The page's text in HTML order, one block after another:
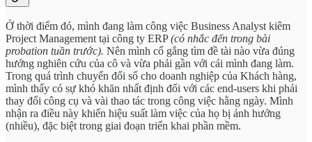
Ở thời điểm đó, mình đang làm công việc Business Analyst kiêm
Project Management tại công ty ERP(có nhắc đến trong bài
probation tuần trước). Nên mình cố gắng tìm đề tài nào vừa đúng
hướng nghiên cứu của cô và vừa phải gần với cái mình đang làm.
Trong quá trình chuyển đổi số cho doanh nghiệp của Khách hàng,
mình thấy có sự khó khăn nhất định đối với các end-users khi phải
thay đổi công cụ và vài thao tác trong công việc hằng ngày. Mình
nhận ra điều này khiến hiệu suất làm việc của họ bị ảnh hưởng
(nhiều), đặc biệt trong giai đoạn triển khai phần mềm.